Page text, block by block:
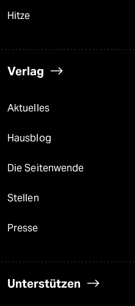
Hitze
Verlag
Aktuelles
Hausblog
Die Seitenwende
Stellen
Presse
Unterstützen